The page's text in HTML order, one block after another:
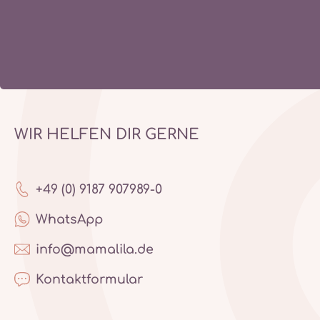
WIR HELFEN DIR GERNE
+49 (0) 9187 907989-0
WhatsApp
info@mamalila.de
Kontaktformular